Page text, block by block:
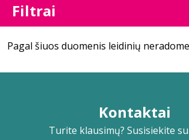
Filtrai
Pagal šiuos duomenis leidinių
Kontaktai
Turite klausimų? Susisiekite